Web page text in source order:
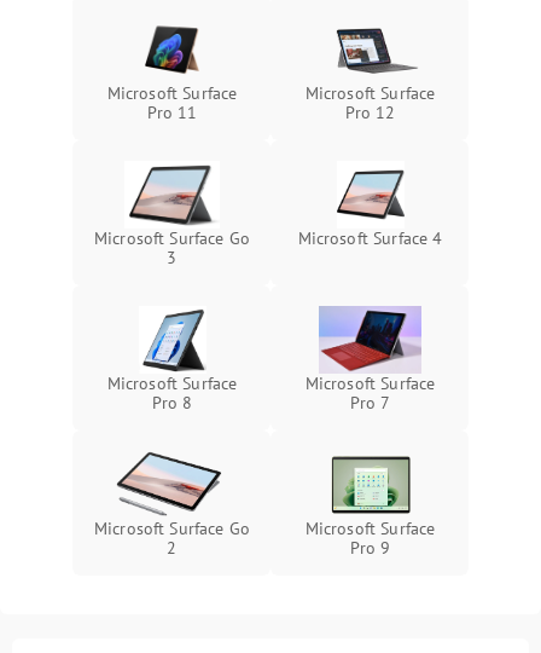
Сенсорное управление
Проблемы с механикой
Кнопки и органы управления
Microsoft Surface
Pro 11
Microsoft Surface
Pro 12
Microsoft Surface Go
3
Microsoft Surface 4
Microsoft Surface
Pro 8
Microsoft Surface
Pro 7
Microsoft Surface Go
2
Microsoft Surface
Pro 9